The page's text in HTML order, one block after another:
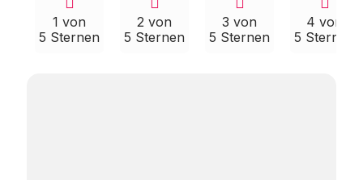
1 von
5 Sternen
2 von
5 Sternen
3 von
5 Sternen
4 von
5 Sternen